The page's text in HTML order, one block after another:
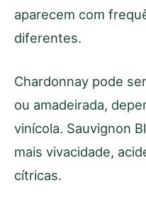
aparecem com
diferentes.
Chardonnay pode
ou amadeirada,
vinícola. Sauvignon
mais vivacidade,
cítricas.